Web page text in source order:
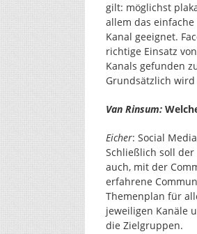
gilt: möglichst
allem das
Kanal geeignet.
richtige Einsatz
Kanals gefunden
Grundsätzlich
Van Rinsum:
Eicher: Social
Schließlich soll
auch, mit der
erfahrene
Themenplan für
jeweiligen Kanäle
die Zielgruppen.